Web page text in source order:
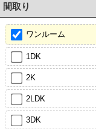
間取り
ワンルーム
1DK
2K
2LDK
3DK